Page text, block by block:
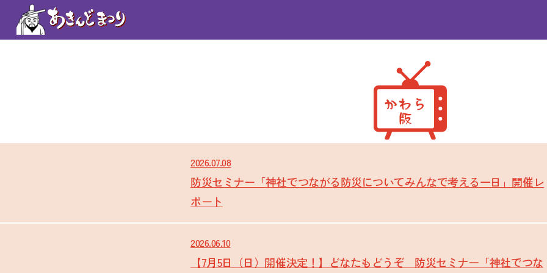
2026.07.08
防災セミナー「神社でつながる防災についてみんなで考える一日」開催レ
ポート
2026.06.10
【7月5日（日）開催決定！】どなたもどうぞ 防災セミナー「神社でつな